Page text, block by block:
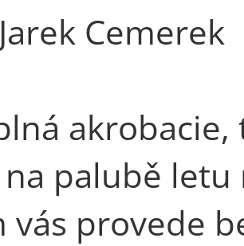
Cemerek
palubě letu
vás provede